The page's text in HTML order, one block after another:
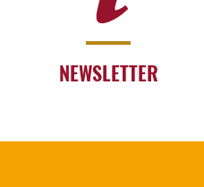
NEWSLETTER